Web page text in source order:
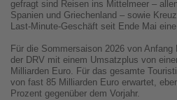
gefragt sind Reisen ins Mittelmeer –
Spanien und Griechenland – sowie
Last-Minute-Geschäft seit Ende Mai
Für die Sommersaison 2026 von
der DRV mit einem Umsatzplus von
Milliarden Euro. Für das gesamte
von fast 85 Milliarden Euro erwartet,
Prozent gegenüber dem Vorjahr.